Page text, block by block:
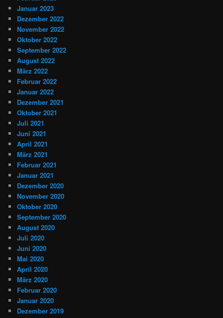
Januar 2023
Dezember 2022
November 2022
Oktober 2022
September 2022
August 2022
März 2022
Februar 2022
Januar 2022
Dezember 2021
Oktober 2021
Juli 2021
Juni 2021
April 2021
März 2021
Februar 2021
Januar 2021
Dezember 2020
November 2020
Oktober 2020
September 2020
August 2020
Juli 2020
Juni 2020
Mai 2020
April 2020
März 2020
Februar 2020
Januar 2020
Dezember 2019